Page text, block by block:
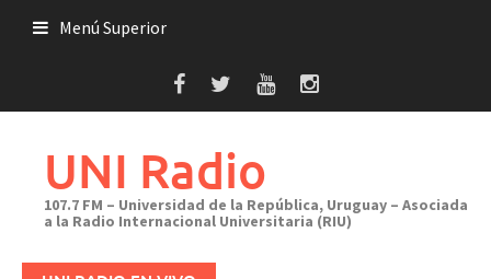
Menú Superior
UNI Radio
107.7 FM – Universidad de la República, Uruguay – Asociada
a la Radio Internacional Universitaria (RIU)